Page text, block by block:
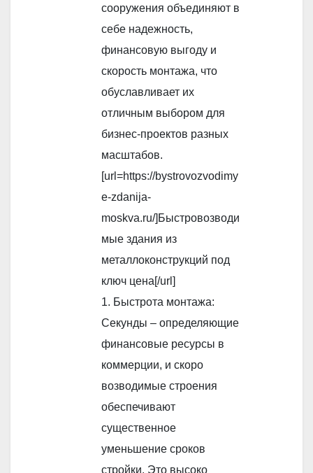
сооружения объединяют в
себе надежность,
финансовую выгоду и
скорость монтажа, что
обуславливает их
отличным выбором для
бизнес-проектов разных
масштабов.
[url=https://bystrovozvodimy
e-zdanija-
moskva.ru/]Быстровозводи
мые здания из
металлоконструкций под
ключ цена[/url]
1. Быстрота монтажа:
Секунды – определяющие
финансовые ресурсы в
коммерции, и скоро
возводимые строения
обеспечивают
существенное
уменьшение сроков
стройки. Это высоко